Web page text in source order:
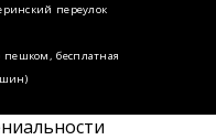
переулок
бесплатная